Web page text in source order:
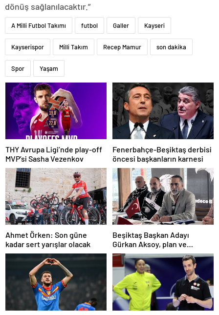
dönüş sağlanılacaktır.”
A Milli Futbol Takımı futbol Galler Kayseri
Kayserispor Milli Takım Recep Mamur son dakika
Spor Yaşam
THY Avrupa Ligi’nde play-off
MVP’si Sasha Vezenkov
Fenerbahçe-Beşiktaş derbisi
öncesi başkanların karnesi
Ahmet Örken: Son güne
kadar sert yarışlar olacak
Beşiktaş Başkan Adayı
Gürkan Aksoy, plan ve
projelerini anlattı